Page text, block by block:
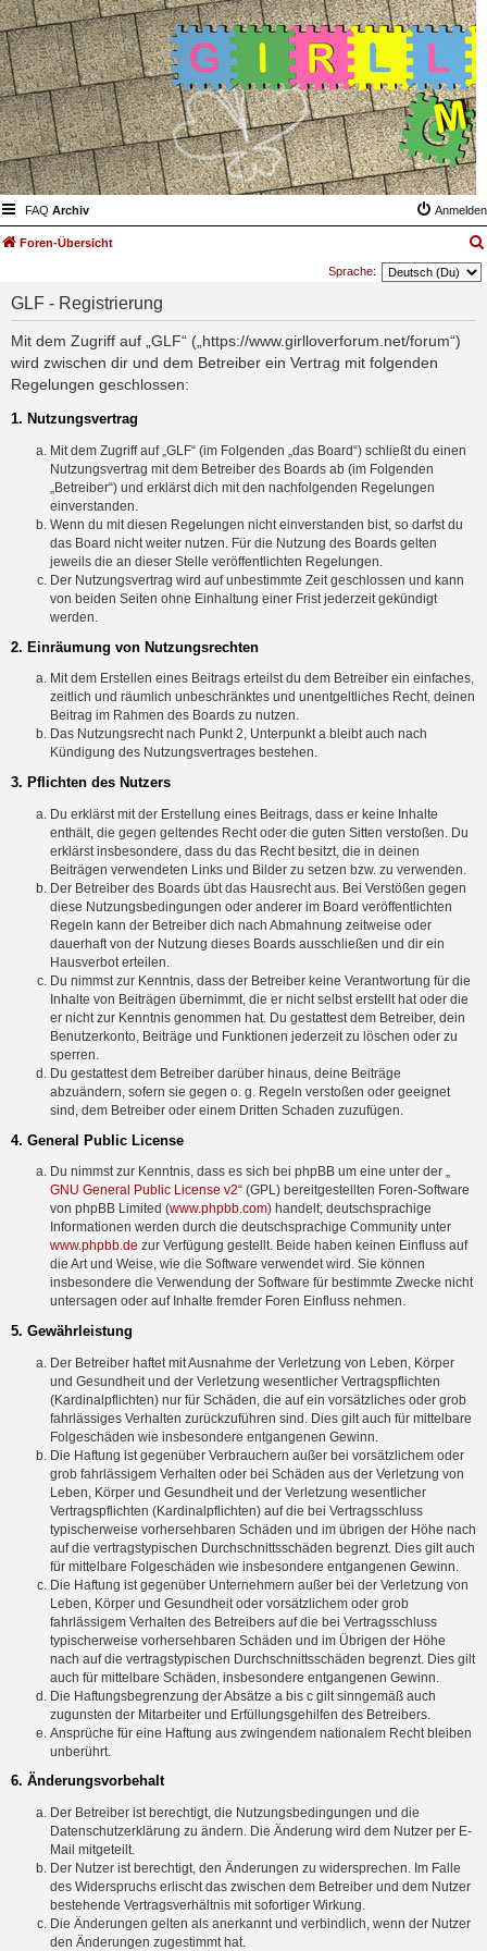
FAQ Archiv Anmelden
Foren-Übersicht
Sprache:
GLF - Registrierung
Mit dem Zugriff auf „GLF“ („https://www.girlloverforum.net/forum“)
wird zwischen dir und dem Betreiber ein Vertrag mit folgenden
Regelungen geschlossen:
1. Nutzungsvertrag
Mit dem Zugriff auf „GLF“ (im Folgenden „das Board“) schließt du einen
Nutzungsvertrag mit dem Betreiber des Boards ab (im Folgenden
„Betreiber“) und erklärst dich mit den nachfolgenden Regelungen
einverstanden.
Wenn du mit diesen Regelungen nicht einverstanden bist, so darfst du
das Board nicht weiter nutzen. Für die Nutzung des Boards gelten
jeweils die an dieser Stelle veröffentlichten Regelungen.
Der Nutzungsvertrag wird auf unbestimmte Zeit geschlossen und kann
von beiden Seiten ohne Einhaltung einer Frist jederzeit gekündigt
werden.
2. Einräumung von Nutzungsrechten
Mit dem Erstellen eines Beitrags erteilst du dem Betreiber ein einfaches,
zeitlich und räumlich unbeschränktes und unentgeltliches Recht, deinen
Beitrag im Rahmen des Boards zu nutzen.
Das Nutzungsrecht nach Punkt 2, Unterpunkt a bleibt auch nach
Kündigung des Nutzungsvertrages bestehen.
3. Pflichten des Nutzers
Du erklärst mit der Erstellung eines Beitrags, dass er keine Inhalte
enthält, die gegen geltendes Recht oder die guten Sitten verstoßen. Du
erklärst insbesondere, dass du das Recht besitzt, die in deinen
Beiträgen verwendeten Links und Bilder zu setzen bzw. zu verwenden.
Der Betreiber des Boards übt das Hausrecht aus. Bei Verstößen gegen
diese Nutzungsbedingungen oder anderer im Board veröffentlichten
Regeln kann der Betreiber dich nach Abmahnung zeitweise oder
dauerhaft von der Nutzung dieses Boards ausschließen und dir ein
Hausverbot erteilen.
Du nimmst zur Kenntnis, dass der Betreiber keine Verantwortung für die
Inhalte von Beiträgen übernimmt, die er nicht selbst erstellt hat oder die
er nicht zur Kenntnis genommen hat. Du gestattest dem Betreiber, dein
Benutzerkonto, Beiträge und Funktionen jederzeit zu löschen oder zu
sperren.
Du gestattest dem Betreiber darüber hinaus, deine Beiträge
abzuändern, sofern sie gegen o. g. Regeln verstoßen oder geeignet
sind, dem Betreiber oder einem Dritten Schaden zuzufügen.
4. General Public License
Du nimmst zur Kenntnis, dass es sich bei phpBB um eine unter der „
GNU General Public License v2“ (GPL) bereitgestellten Foren-Software
von phpBB Limited (www.phpbb.com) handelt; deutschsprachige
Informationen werden durch die deutschsprachige Community unter
www.phpbb.de zur Verfügung gestellt. Beide haben keinen Einfluss auf
die Art und Weise, wie die Software verwendet wird. Sie können
insbesondere die Verwendung der Software für bestimmte Zwecke nicht
untersagen oder auf Inhalte fremder Foren Einfluss nehmen.
5. Gewährleistung
Der Betreiber haftet mit Ausnahme der Verletzung von Leben, Körper
und Gesundheit und der Verletzung wesentlicher Vertragspflichten
(Kardinalpflichten) nur für Schäden, die auf ein vorsätzliches oder grob
fahrlässiges Verhalten zurückzuführen sind. Dies gilt auch für mittelbare
Folgeschäden wie insbesondere entgangenen Gewinn.
Die Haftung ist gegenüber Verbrauchern außer bei vorsätzlichem oder
grob fahrlässigem Verhalten oder bei Schäden aus der Verletzung von
Leben, Körper und Gesundheit und der Verletzung wesentlicher
Vertragspflichten (Kardinalpflichten) auf die bei Vertragsschluss
typischerweise vorhersehbaren Schäden und im übrigen der Höhe nach
auf die vertragstypischen Durchschnittsschäden begrenzt. Dies gilt auch
für mittelbare Folgeschäden wie insbesondere entgangenen Gewinn.
Die Haftung ist gegenüber Unternehmern außer bei der Verletzung von
Leben, Körper und Gesundheit oder vorsätzlichem oder grob
fahrlässigem Verhalten des Betreibers auf die bei Vertragsschluss
typischerweise vorhersehbaren Schäden und im Übrigen der Höhe
nach auf die vertragstypischen Durchschnittsschäden begrenzt. Dies gilt
auch für mittelbare Schäden, insbesondere entgangenen Gewinn.
Die Haftungsbegrenzung der Absätze a bis c gilt sinngemäß auch
zugunsten der Mitarbeiter und Erfüllungsgehilfen des Betreibers.
Ansprüche für eine Haftung aus zwingendem nationalem Recht bleiben
unberührt.
6. Änderungsvorbehalt
Der Betreiber ist berechtigt, die Nutzungsbedingungen und die
Datenschutzerklärung zu ändern. Die Änderung wird dem Nutzer per E-
Mail mitgeteilt.
Der Nutzer ist berechtigt, den Änderungen zu widersprechen. Im Falle
des Widerspruchs erlischt das zwischen dem Betreiber und dem Nutzer
bestehende Vertragsverhältnis mit sofortiger Wirkung.
Die Änderungen gelten als anerkannt und verbindlich, wenn der Nutzer
den Änderungen zugestimmt hat.